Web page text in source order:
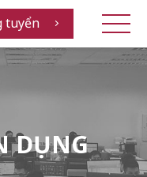
tuyển
DỤNG